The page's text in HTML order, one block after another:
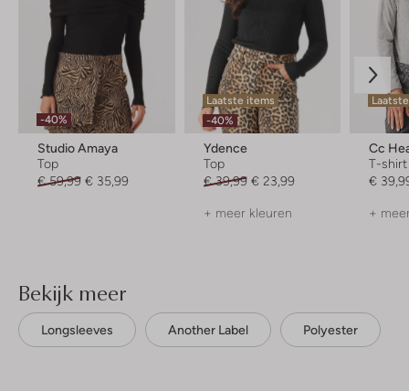
-40%
Studio Amaya
Top
€ 59,99 € 35,99
Laatste items
-40%
Ydence
Top
€ 39,99 € 23,99
+ meer kleuren
Cc
T-shirt
€
+
Bekijk meer
Longsleeves Another Label Polyester